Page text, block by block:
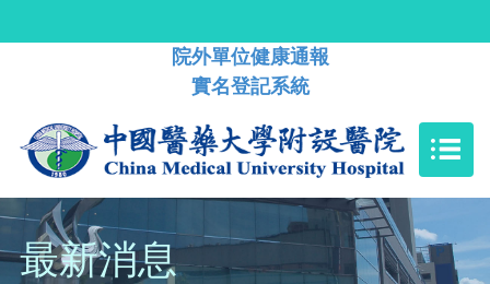
院外單位健康通報
實名登記系統
最新消息